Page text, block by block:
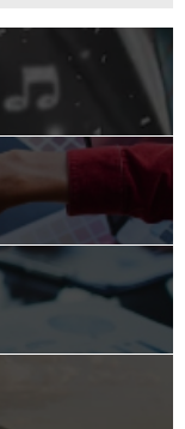
خدمات إلكترونية
بوسترات توعوية